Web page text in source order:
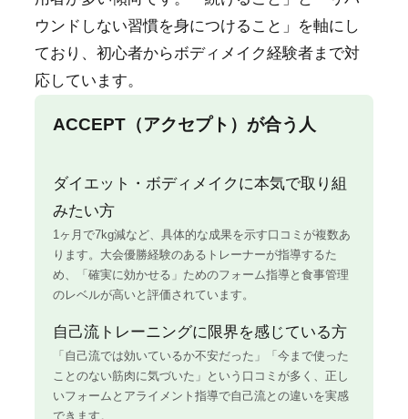
ウンドしない習慣を身につけること」を軸にし
ており、初心者からボディメイク経験者まで対
応しています。
ACCEPT（アクセプト）が合う人
ダイエット・ボディメイクに本気で取り組
みたい方
1ヶ月で7kg減など、具体的な成果を示す口コミが複数あ
ります。大会優勝経験のあるトレーナーが指導するた
め、「確実に効かせる」ためのフォーム指導と食事管理
のレベルが高いと評価されています。
自己流トレーニングに限界を感じている方
「自己流では効いているか不安だった」「今まで使った
ことのない筋肉に気づいた」という口コミが多く、正し
いフォームとアライメント指導で自己流との違いを実感
できます。